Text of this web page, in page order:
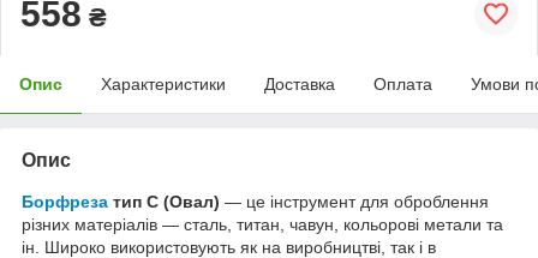
558 ₴
Опис Характеристики Доставка Оплата Умови
Опис
Борфреза тип С (Овал) — це інструмент для оброблення
різних матеріалів — сталь, титан, чавун, кольорові метали та
ін. Широко використовують як на виробництві, так і в